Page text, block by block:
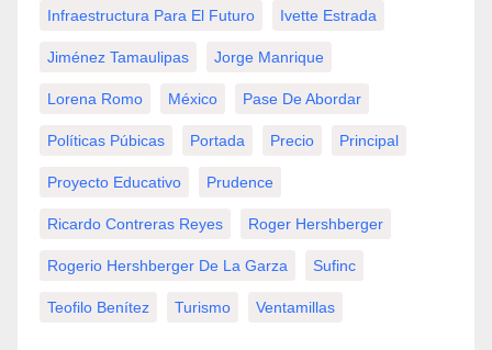
Infraestructura Para El Futuro Ivette Estrada
Jiménez Tamaulipas Jorge Manrique
Lorena Romo México Pase De Abordar
Políticas Púbicas Portada Precio Principal
Proyecto Educativo Prudence
Ricardo Contreras Reyes Roger Hershberger
Rogerio Hershberger De La Garza Sufinc
Teofilo Benítez Turismo Ventamillas